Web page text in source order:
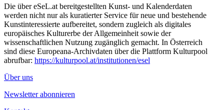
Die über eSeL.at bereitgestellten Kunst- und Kalenderdaten
werden nicht nur als kuratierter Service für neue und bestehende
Kunstinteressierte aufbereitet, sondern zugleich als digitales
europäisches Kulturerbe der Allgemeinheit sowie der
wissenschaftlichen Nutzung zugänglich gemacht. In Österreich
sind diese Europeana-Archivdaten über die Plattform Kulturpool
abrufbar: https://kulturpool.at/institutionen/esel
Über uns
Newsletter abonnieren